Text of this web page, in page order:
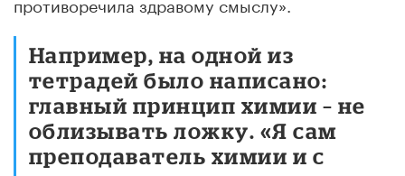
Например, на одной из
тетрадей было написано:
главный принцип химии – не
облизывать ложку. «Я сам
преподаватель химии и с